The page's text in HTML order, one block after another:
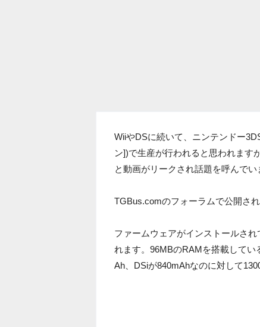
WiiやDSに続いて、ニンテンドー
ン])で生産が行われると思われます
と動画がリークされ話題を呼んでい
TGBus.comのフォーラムで公開さ
ファームウェアがインストールさ
れます。96MBのRAMを搭載して
Ah、DSiが840mAhなのに対して